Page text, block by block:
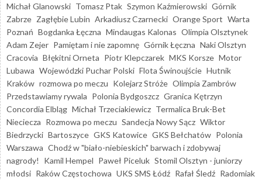
Michał Glanowski Tomasz Ptak Szymon Kaźmierowski Górnik
Zabrze Zagłębie Lubin Arkadiusz Czarnecki Orange Sport Warta
Poznań Bogdanka Łęczna Mindaugas Kalonas Olimpia Olsztynek
Adam Zejer Pamiętam i nie zapomnę Górnik Łęczna Naki Olsztyn
Cracovia Błękitni Orneta Piotr Klepczarek MKS Korsze Motor
Lubawa Wojewódzki Puchar Polski Flota Świnoujście Hutnik
Kraków rozmowa po meczu Kolejarz Stróże Olimpia Zambrów
Przedstawiamy rywala Polonia Bydgoszcz Granica Kętrzyn
Concordia Elbląg Michał Trzeciakiewicz Termalica Bruk-Bet
Nieciecza Rozmowa po meczu Sandecja Nowy Sącz Wiktor
Biedrzycki Bartoszyce GKS Katowice GKS Bełchatów Polonia
Warszawa Chodź w "biało-niebieskich" barwach i zdobywaj
nagrody!
Kamil Hempel Paweł Piceluk Stomil Olsztyn - juniorzy
młodsi Raków Częstochowa UKS SMS Łódź Rafał Śledź Radomiak